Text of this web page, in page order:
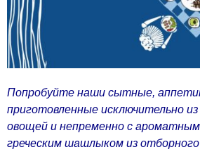
Попробуйте наши сытные,
приготовленные исключительно
овощей и непременно с ароматным
греческим шашлыком из отборного